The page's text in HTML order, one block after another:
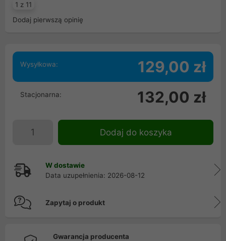
1 z 11
Dodaj pierwszą opinię
Wysyłkowa: 129,00 zł
Stacjonarna: 132,00 zł
Dodaj do koszyka
W dostawie
Data uzupełnienia: 2026-08-12
Zapytaj o produkt
Gwarancja producenta